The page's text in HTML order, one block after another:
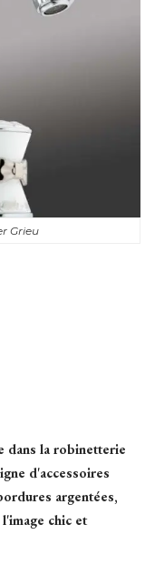
Grieu
dans la robinetterie
d'accessoires
argentées,
chic et